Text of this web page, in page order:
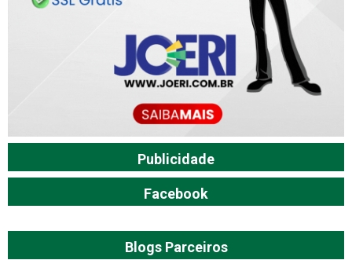
Publicidade
Facebook
Blogs Parceiros